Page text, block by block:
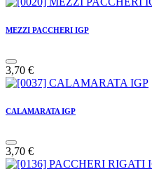
MEZZI PACCHERI IGP
3,70 €
CALAMARATA IGP
3,70 €